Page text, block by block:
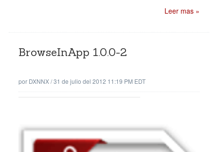
Leer mas »
BrowseInApp 1.0.0-2
por DXNNX/31 de julio del 2012 11:19 PM EDT